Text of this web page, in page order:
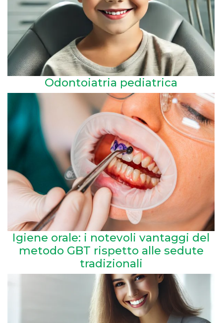
Odontoiatria pediatrica
Igiene orale: i notevoli vantaggi del
metodo GBT rispetto alle sedute
tradizionali